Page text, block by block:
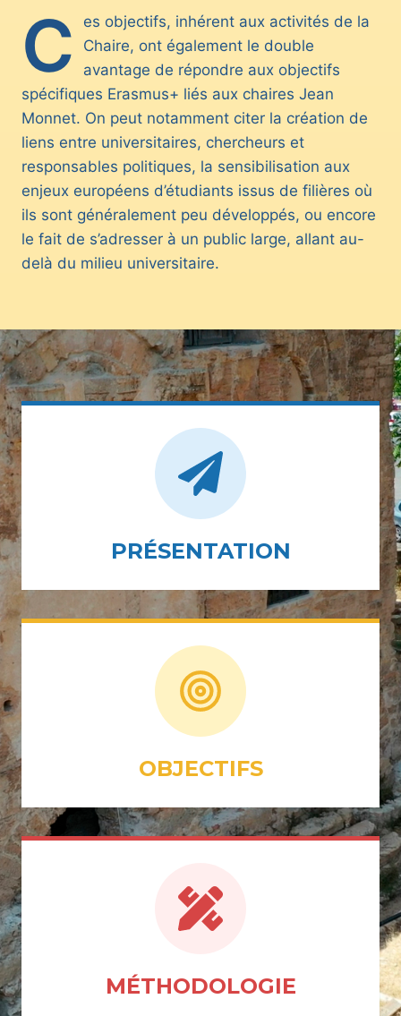
C
es objectifs, inhérent aux activités de la
Chaire, ont également le double
avantage de répondre aux objectifs
spécifiques Erasmus+ liés aux chaires Jean
Monnet. On peut notamment citer la création de
liens entre universitaires, chercheurs et
responsables politiques, la sensibilisation aux
enjeux européens d’étudiants issus de filières où
ils sont généralement peu développés, ou encore
le fait de s’adresser à un public large, allant au-
delà du milieu universitaire.
PRÉSENTATION
OBJECTIFS
MÉTHODOLOGIE